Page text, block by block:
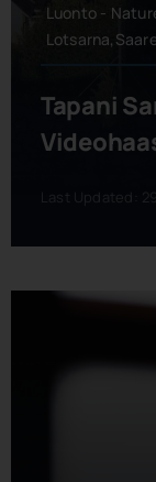
Luonto -
Tapani
Last Updated: